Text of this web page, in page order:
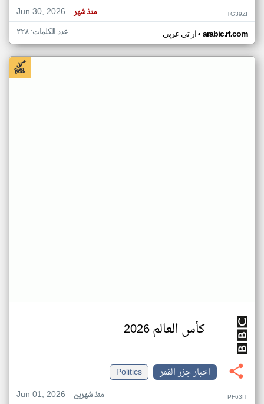
Jun 30, 2026
منذ شهر TG39ZI
ار تي عربي• arabic.rt.com عدد الكلمات: ٢٢٨
كأس العالم 2026
اخبار جزر القمر
Politics
Jun 01, 2026
منذ شهرين PF63IT